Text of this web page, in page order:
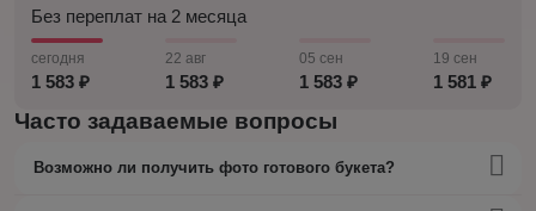
Без переплат на 2 месяца
сегодня
1 583 ₽
22 авг
1 583 ₽
05 сен
1 583 ₽
19 сен
1 581 ₽
Часто задаваемые вопросы
Возможно ли получить фото готового букета?